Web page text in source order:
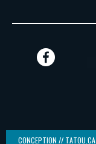
CONCEPTION // TATOU.CA